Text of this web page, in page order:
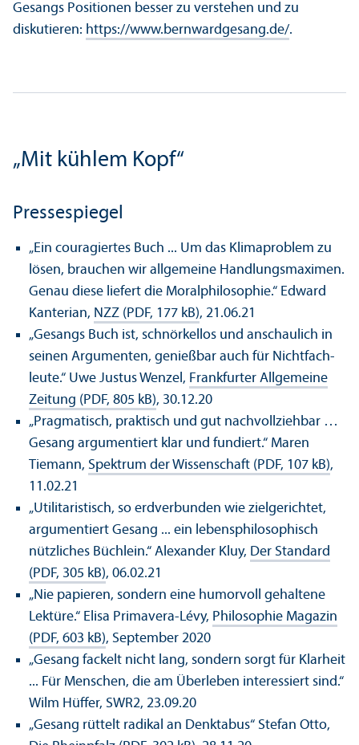
Gesangs Positionen besser zu verstehen und zu
diskutieren: https://www.bernwardgesang.de/.
„Mit kühlem Kopf“
Pressespiegel
„Ein couragiertes Buch ... Um das Klima­problem zu
lösen, brauchen wir allgemeine Handlungs­maximen.
Genau diese liefert die Moralphilosophie.“ Edward
Kanterian, NZZ (PDF, 177 kB), 21.06.21
„Gesangs Buch ist, schnörkellos und anschaulich in
seinen Argumenten, genießbar auch für Nichtfach­
leute.“ Uwe Justus Wenzel, Frankfurter Allgemeine
Zeitung (PDF, 805 kB), 30.12.20
„Pragmatisch, praktisch und gut nachvollziehbar …
Gesang argumentiert klar und fundiert.“ Maren
Tiemann, Spektrum der Wissenschaft (PDF, 107 kB),
11.02.21
„Utilitaristisch, so erdverbunden wie zielgerichtet,
argumentiert Gesang ... ein lebens­philosophisch
nützliches Büchlein.“ Alexander Kluy, Der Standard
(PDF, 305 kB), 06.02.21
„Nie papieren, sondern eine humorvoll gehaltene
Lektüre.“ Elisa Primavera-Lévy, Philosophie Magazin
(PDF, 603 kB), September 2020
„Gesang fackelt nicht lang, sondern sorgt für Klarheit
... Für Menschen, die am Über­leben interessiert sind.“
Wilm Hüffer, SWR2, 23.09.20
„Gesang rüttelt radikal an Denktabus“ Stefan Otto,